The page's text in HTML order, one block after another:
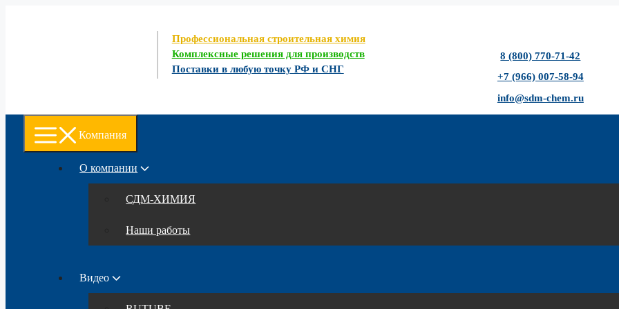
Профессиональная строительная химия
Комплексные решения для производств
Поставки в любую точку РФ и СНГ
8 (800) 770-71-42
+7 (966) 007-58-94
info@sdm-chem.ru
Компания
О компании
СДМ-ХИМИЯ
Наши работы
Видео